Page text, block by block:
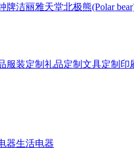
牌洁丽雅天堂北极熊(Polar
服装定制 礼品定制 文具定制 印
器生活电器